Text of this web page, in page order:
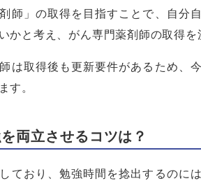
剤師」の取得を目指すことで、自分
かと考え、がん専門薬剤師の取得を
は取得後も更新要件があるため、
す。
両立させるコツは？
ており、勉強時間を捻出するのに